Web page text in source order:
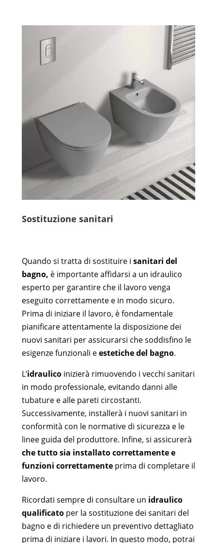
Sostituzione sanitari
Quando si tratta di sostituire i sanitari del
bagno, è importante affidarsi a un idraulico
esperto per garantire che il lavoro venga
eseguito correttamente e in modo sicuro.
Prima di iniziare il lavoro, è fondamentale
pianificare attentamente la disposizione dei
nuovi sanitari per assicurarsi che soddisfino le
esigenze funzionali eestetiche del bagno.
L’idraulico inizierà rimuovendo i vecchi sanitari
in modo professionale, evitando danni alle
tubature e alle pareti circostanti.
Successivamente, installerà i nuovi sanitari in
conformità con le normative di sicurezza e le
linee guida del produttore. Infine, si assicurerà
che tutto sia installato correttamente e
funzioni correttamenteprima di completare il
lavoro.
Ricordati sempre di consultare un idraulico
qualificato per la sostituzione dei sanitari del
bagno e di richiedere un preventivo dettagliato
prima di iniziare i lavori. In questo modo, potrai